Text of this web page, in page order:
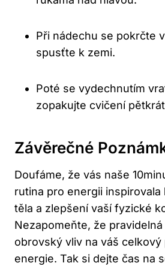
Při nádechu se pokrčte
spusťte k zemi.
Poté se vydechnutím
zopakujte cvičení
Závěrečné
Doufáme, že vás naše
rutina pro energii inspirovala
těla a zlepšení vaší fyzické
Nezapomeňte, že
obrovský vliv na váš celkový
energie. Tak si dejte čas na